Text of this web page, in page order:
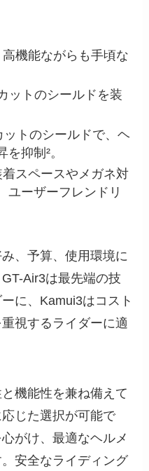
高機能ながらも手頃な
ットのシールドを装
ットのシールドで、ヘ
抑制²。
スペースやメガネ対
ユーザーフレンドリ
、予算、使用環境に
Air3は最先端の技
に、Kamui3はコスト
視するライダーに適
機能性を兼ね備えて
じた選択が可能で
がけ、最適なヘルメ
安全なライディング